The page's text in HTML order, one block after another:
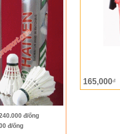
đ/ống
đ/ống
vệ thành công chức vô
lông đồng đội toàn
không thiếu nhân tài
sự đầu tư thỏa đáng
thử thách lớn tại
mở rộng
165,000đ